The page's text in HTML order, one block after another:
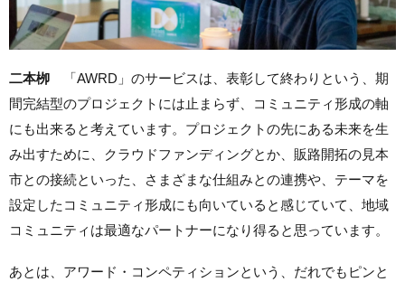
二本栁
「AWRD」のサービスは、表彰して終わりという、期
間完結型のプロジェクトには止まらず、コミュニティ形成の軸
にも出来ると考えています。プロジェクトの先にある未来を生
み出すために、クラウドファンディングとか、販路開拓の見本
市との接続といった、さまざまな仕組みとの連携や、テーマを
設定したコミュニティ形成にも向いていると感じていて、地域
コミュニティは最適なパートナーになり得ると思っています。
あとは、アワード・コンペティションという、だれでもピンと